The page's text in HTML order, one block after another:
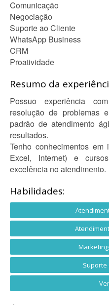
Comunicação
Negociação
Suporte ao Cliente
WhatsApp Business
CRM
Proatividade
Resumo da
Possuo experiência
resolução de problemas
padrão de atendimento
resultados.
Tenho conhecimentos em
Excel, Internet) e
excelência no atendimento.
Habilidades:
Suporte